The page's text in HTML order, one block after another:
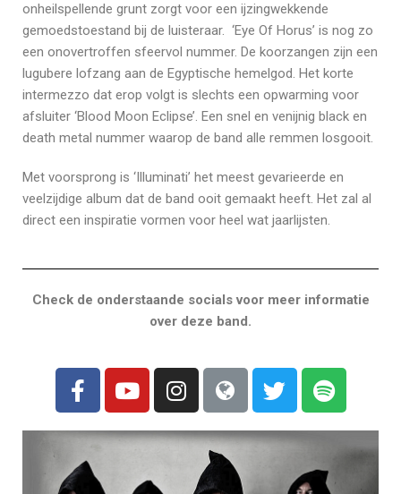
onheilspellende grunt zorgt voor een ijzingwekkende
gemoedstoestand bij de luisteraar. ‘Eye Of Horus’ is nog zo
een onovertroffen sfeervol nummer. De koorzangen zijn een
lugubere lofzang aan de Egyptische hemelgod. Het korte
intermezzo dat erop volgt is slechts een opwarming voor
afsluiter ‘Blood Moon Eclipse’. Een snel en venijnig black en
death metal nummer waarop de band alle remmen losgooit.
Met voorsprong is ‘Illuminati’ het meest gevarieerde en
veelzijdige album dat de band ooit gemaakt heeft. Het zal al
direct een inspiratie vormen voor heel wat jaarlijsten.
Check de onderstaande socials voor meer informatie
over deze band.